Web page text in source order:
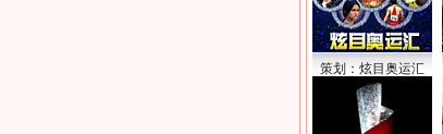
策划：炫目奥运汇